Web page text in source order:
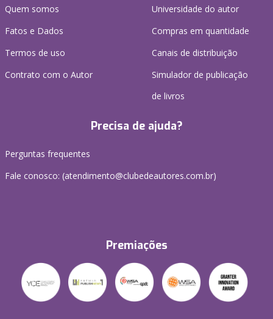
Quem somos
Fatos e Dados
Termos de uso
Contrato com o Autor
Universidade do autor
Compras em quantidade
Canais de distribuição
Simulador de publicação
de livros
Precisa de ajuda?
Perguntas frequentes
Fale conosco: (atendimento@clubedeautores.com.br)
Premiações